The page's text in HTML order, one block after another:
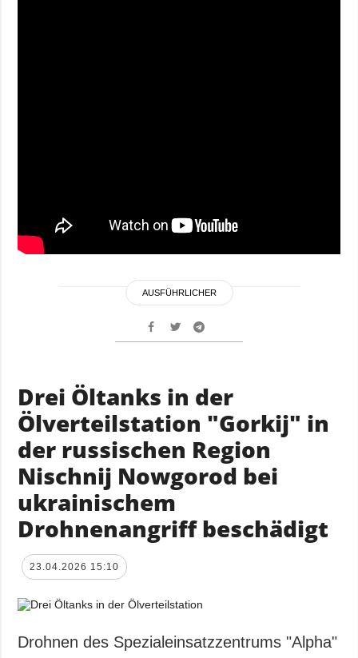
AUSFÜHRLICHER
Drei Öltanks in der
Ölverteilstation "Gorkij" in
der russischen Region
Nischnij Nowgorod bei
ukrainischem
Drohnenangriff beschädigt
23.04.2026 15:10
Drohnen des Spezialeinsatzzentrums "Alpha"